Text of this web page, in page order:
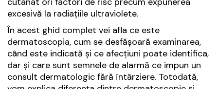
excesivă la radiațiile ultraviolete.
În acest ghid complet vei afla ce este
dermatoscopia, cum se desfășoară examinarea,
când este indicată și ce afecțiuni poate identifica,
dar și care sunt semnele de alarmă ce impun un
consult dermatologic fără întârziere. Totodată,